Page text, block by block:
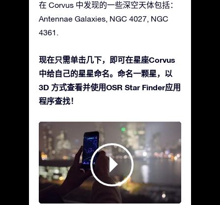
在 Corvus 中发现的一些深空天体包括：
Antennae Galaxies, NGC 4027, NGC
4361.
现在只需单击几下，即可在星座Corvus
中给自己的星星命名。命名一颗星，以
3D 方式查看并使用OSR Star Finder应用
程序查找！